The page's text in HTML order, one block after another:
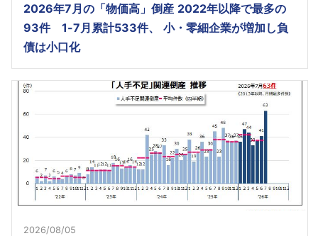
2026年7月の「物価高」倒産 2022年以降で最多の
93件 1-7月累計533件、 小・零細企業が増加し負
債は小口化
2026/08/05